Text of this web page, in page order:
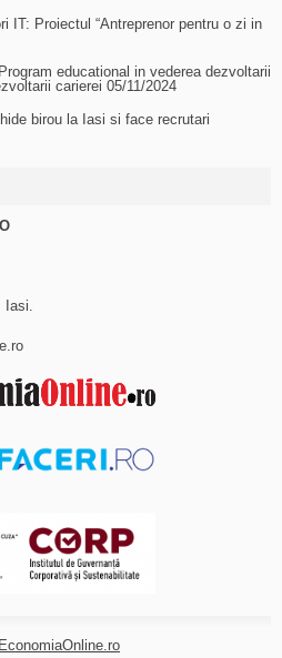
IT: Proiectul “Antreprenor pentru o zi in
educational in vederea dezvoltarii
carierei 05/11/2024
birou la Iasi si face recrutari
Iasi.
EconomiaOnline.ro